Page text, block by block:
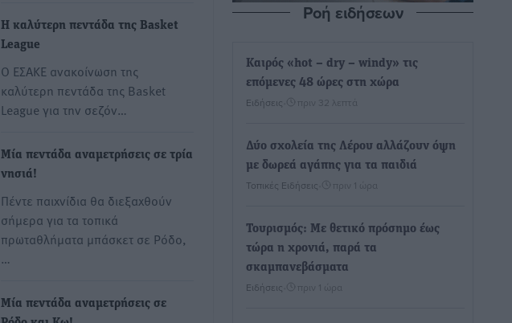
H καλύτερη πεντάδα της Basket
League
Ο ΕΣΑΚΕ ανακοίνωση της
καλύτερη πεντάδα της Basket
League για την σεζόν…
Μία πεντάδα αναμετρήσεις σε τρία
νησιά!
Πέντε παιχνίδια θα διεξαχθούν
σήμερα για τα τοπικά
πρωταθλήματα μπάσκετ σε Ρόδο,
…
Μία πεντάδα αναμετρήσεις σε
Ροή ειδήσεων
Καιρός «hot – dry – windy» τις
επόμενες 48 ώρες στη χώρα
Ειδήσεις πριν 32 λεπτά
Δύο σχολεία της Λέρου αλλάζουν όψη
με δωρεά αγάπης για τα παιδιά
Τοπικές Ειδήσεις πριν 1 ώρα
Τουρισμός: Με θετικό πρόσημο έως
τώρα η χρονιά, παρά τα
σκαμπανεβάσματα
Ειδήσεις πριν 1 ώρα